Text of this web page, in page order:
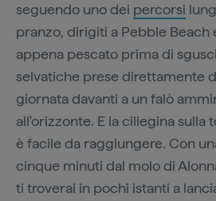
seguendo uno dei percorsi
pranzo, dirigiti a Pebble Beach
appena pescato prima di
selvatiche prese direttamente
giornata davanti a un falò
all'orizzonte. E la ciliegina sulla
è facile da raggiungere. Con
cinque minuti dal molo di
ti troverai in pochi istanti a